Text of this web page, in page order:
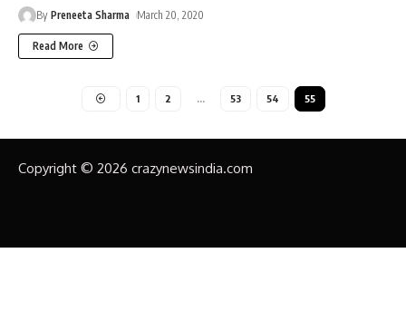
By Preneeta Sharma March 20, 2020
Read More
1 2 … 53 54 55
Copyright © 2026 crazynewsindia.com